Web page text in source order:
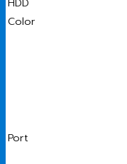
Color
Port